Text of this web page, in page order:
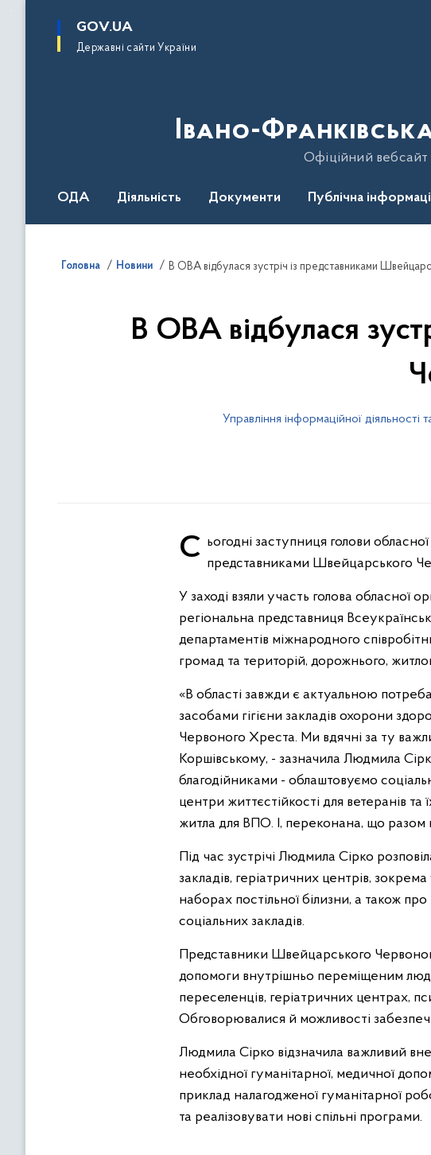
основного
GOV.UA
Державні сайти України
Івано-
Офіційний вебсайт
ОДА Діяльність Документи Публічна
Головна Новини В ОВА відбулася зустріч із представниками
В ОВА відбулася
Управління інформаційної
Сьогодні заступниця голови обласної державної (військової) адміністрації Людмила Сірко зустрілася із представниками Швейцарського
У заході взяли участь голова обласної
регіональна представниця
департаментів міжнародного
громад та територій, дорожнього,
«В області завжди є актуальною
засобами гігієни закладів охорони
Червоного Хреста. Ми вдячні за ту
Коршівському, - зазначила Людмила
благодійниками - облаштовуємо
центри життєстійкості для ветеранів
житла для ВПО. І, переконана, що
Під час зустрічі Людмила Сірко
закладів, геріатричних центрів,
наборах постільної білизни, а також
соціальних закладів.
Представники Швейцарського
допомоги внутрішньо переміщеним
переселенців, геріатричних центрах,
Обговорювалися й можливості
Людмила Сірко відзначила важливий
необхідної гуманітарної, медичної
приклад налагодженої гуманітарної
та реалізовувати нові спільні програми.